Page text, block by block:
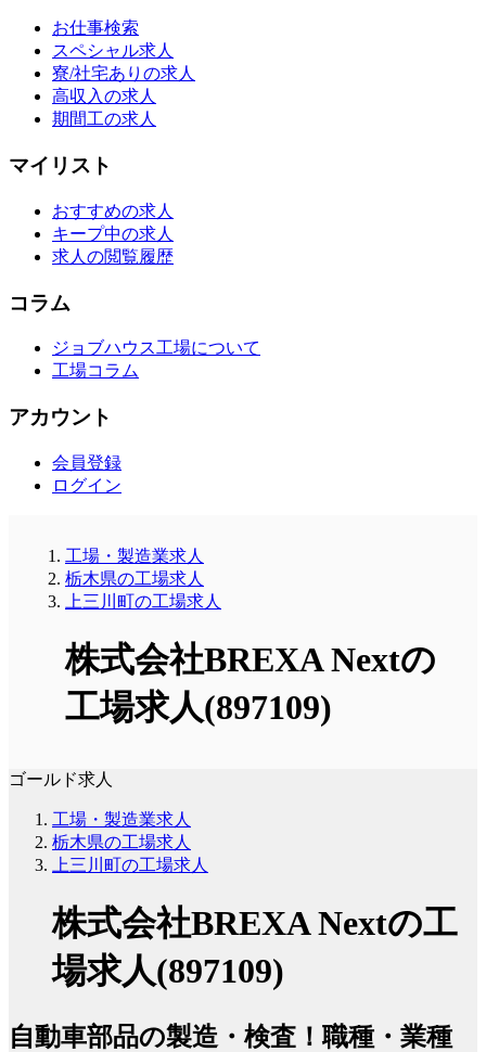
お仕事検索
スペシャル求人
寮/社宅ありの求人
高収入の求人
期間工の求人
マイリスト
おすすめの求人
キープ中の求人
求人の閲覧履歴
コラム
ジョブハウス工場について
工場コラム
アカウント
会員登録
ログイン
工場・製造業求人
栃木県の工場求人
上三川町の工場求人
株式会社BREXA Nextの
工場求人(897109)
ゴールド求人
工場・製造業求人
栃木県の工場求人
上三川町の工場求人
株式会社BREXA Nextの工
場求人(897109)
自動車部品の製造・検査！職種・業種